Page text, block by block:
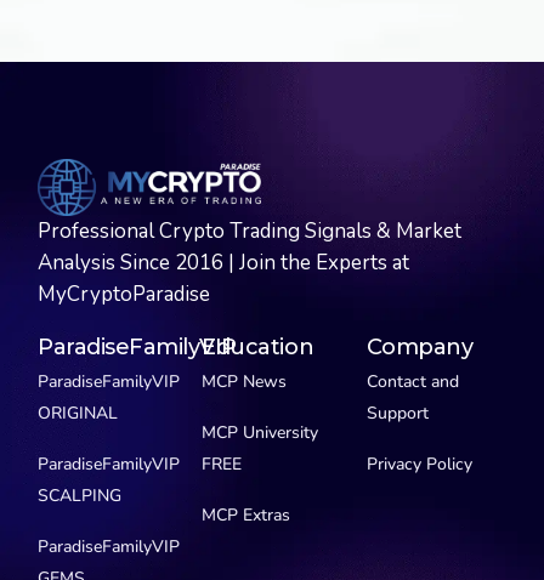
Professional Crypto Trading Signals & Market
Analysis Since 2016 | Join the Experts at
MyCryptoParadise
ParadiseFamilyVIP
ParadiseFamilyVIP
ORIGINAL
ParadiseFamilyVIP
SCALPING
ParadiseFamilyVIP
Education
MCP News
MCP University
FREE
MCP Extras
Company
Contact and
Support
Privacy Policy